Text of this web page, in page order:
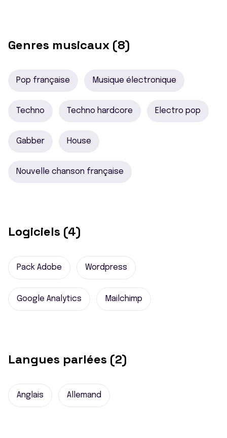
Genres musicaux (8)
Pop française Musique électronique
Techno Techno hardcore Electro pop
Gabber House
Nouvelle chanson française
Logiciels (4)
Pack Adobe Wordpress
Google Analytics Mailchimp
Langues parlées (2)
Anglais Allemand